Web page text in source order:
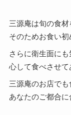
三源庵は旬の食材
そのためお食い初
さらに衛生面に
心して食べさせて
三源庵のお店でも
あなたのご都合に